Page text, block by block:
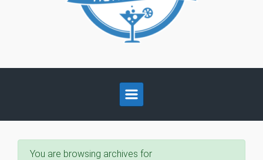
You are browsing archives for